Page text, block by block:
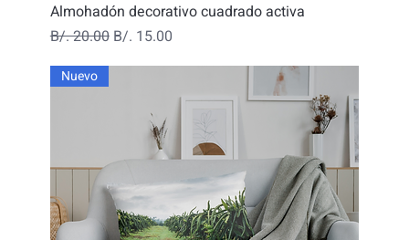
Almohadón decorativo cuadrado activa
Precio
B/. 20.00 Precio de oferta
B/. 15.00
Nuevo